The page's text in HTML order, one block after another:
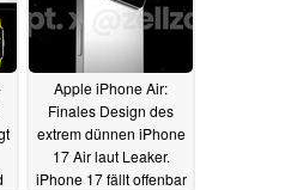
Apple iPhone Air:
Finales Design des
extrem dünnen iPhone
17 Air laut Leaker.
iPhone 17 fällt offenbar